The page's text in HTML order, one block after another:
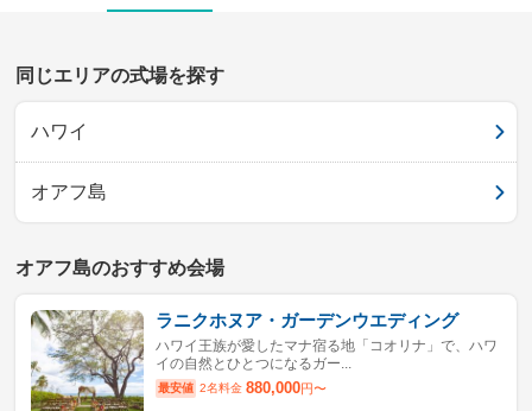
同じエリアの式場を探す
ハワイ
オアフ島
オアフ島のおすすめ会場
ラニクホヌア・ガーデンウエディング
ハワイ王族が愛したマナ宿る地「コオリナ」で、ハワ
イの自然とひとつになるガー...
最安値 2名料金 880,000円〜